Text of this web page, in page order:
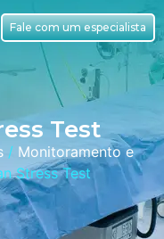
Fale com um especialista
Test
/ Monitoramento e
Stress Test